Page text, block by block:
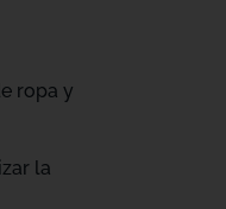
ropa y
la